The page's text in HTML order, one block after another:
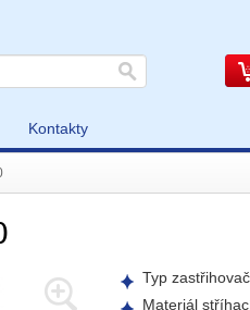
Kontakty
Typ
Materiál